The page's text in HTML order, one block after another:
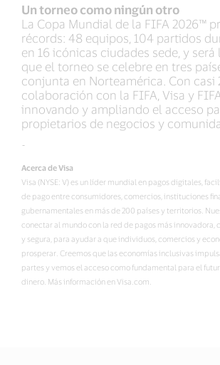
Un torneo como ningún otro
La Copa Mundial de la FIFA 2026™
récords: 48 equipos, 104 partidos
en 16 icónicas ciudades sede, y
que el torneo se celebre en tres
conjunta en Norteamérica. Con casi
colaboración con la FIFA, Visa y
innovando y ampliando el acceso
propietarios de negocios y
-
Acerca de Visa
Visa (NYSE: V) es un líder mundial en pagos digitales,
de pago entre consumidores, comercios, instituciones
gubernamentales en más de 200 países y territorios.
conectar al mundo con la red de pagos más innovadora,
y segura, para ayudar a que individuos, comercios y
prosperar. Creemos que las economías inclusivas
partes y vemos el acceso como fundamental para el
dinero. Más información en Visa.com.